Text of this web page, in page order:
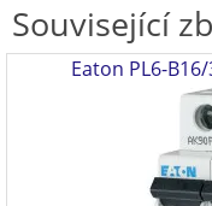
Související
Eaton PL6-